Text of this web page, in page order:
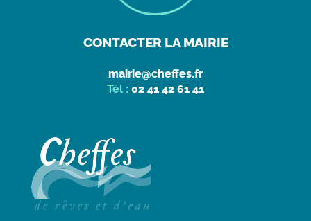
CONTACTER LA MAIRIE
mairie@cheffes.fr
Tél : 02 41 42 61 41